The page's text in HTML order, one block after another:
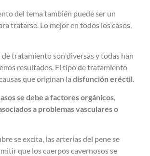
del tema también puede ser un
tratarse. Lo mejor en todos los casos,
tratamiento son diversas y todas han
resultados. El tipo de tratamiento
que originan la disfunción eréctil
se debe a factores orgánicos,
a problemas vasculares o
se excita, las arterias del pene se
que los cuerpos cavernosos se